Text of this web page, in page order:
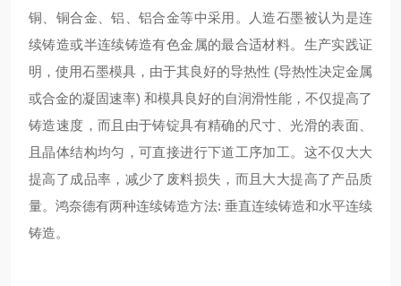
铜、铜合金、铝、铝合金等中采用。人造石墨被认为是连
续铸造或半连续铸造有色金属的最合适材料。生产实践证
明，使用石墨模具，由于其良好的导热性 (导热性决定金属
或合金的凝固速率) 和模具良好的自润滑性能，不仅提高了
铸造速度，而且由于铸锭具有精确的尺寸、光滑的表面、
且晶体结构均匀，可直接进行下道工序加工。这不仅大大
提高了成品率，减少了废料损失，而且大大提高了产品质
量。鸿奈德有两种连续铸造方法: 垂直连续铸造和水平连续
铸造。